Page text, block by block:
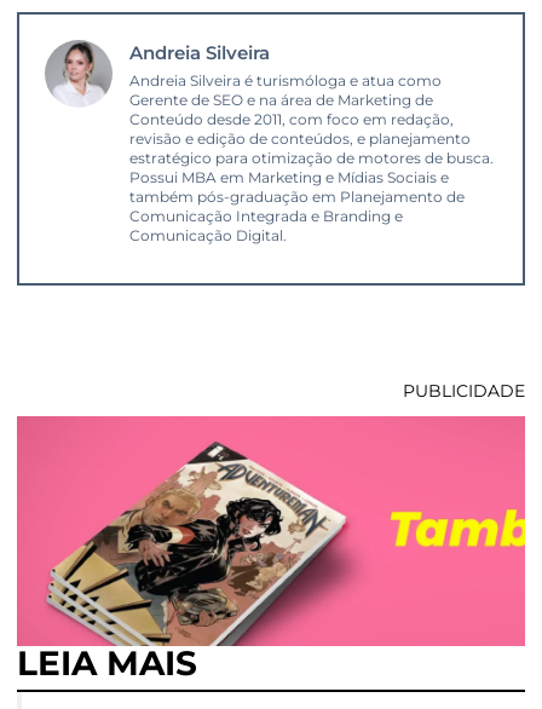
Andreia Silveira
Andreia Silveira é turismóloga e atua como
Gerente de SEO e na área de Marketing de
Conteúdo desde 2011, com foco em redação,
revisão e edição de conteúdos, e planejamento
estratégico para otimização de motores de busca.
Possui MBA em Marketing e Mídias Sociais e
também pós-graduação em Planejamento de
Comunicação Integrada e Branding e
Comunicação Digital.
PUBLICIDADE
LEIA MAIS